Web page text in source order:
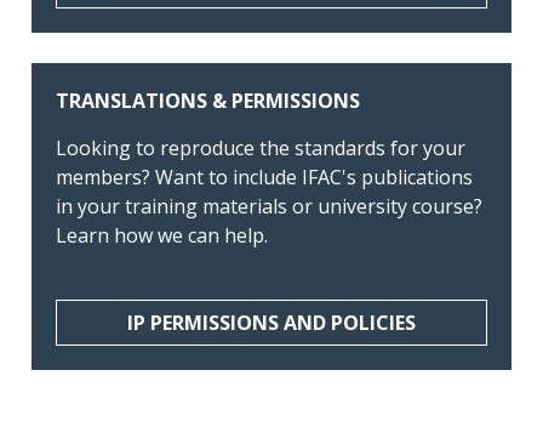
TRANSLATIONS & PERMISSIONS
Looking to reproduce the standards for your
members? Want to include IFAC's publications
in your training materials or university course?
Learn how we can help.
IP PERMISSIONS AND POLICIES